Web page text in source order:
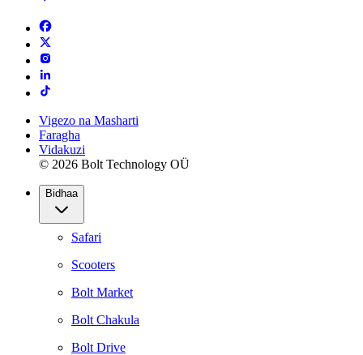
Vigezo na Masharti
Faragha
Vidakuzi
© 2026 Bolt Technology OÜ
Bidhaa
Safari
Scooters
Bolt Market
Bolt Chakula
Bolt Drive